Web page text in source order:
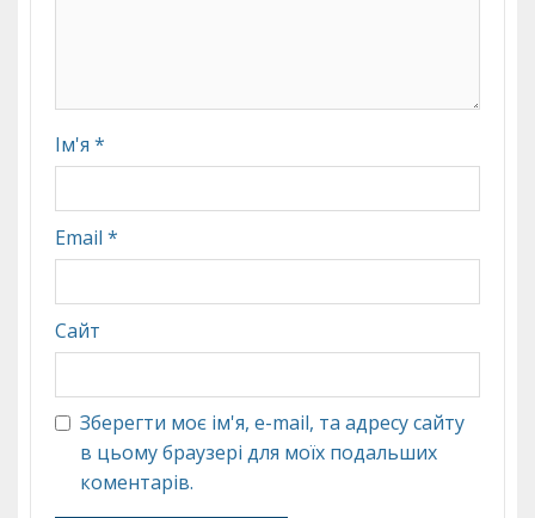
Ім'я *
Email *
Сайт
Зберегти моє ім'я, e-mail, та адресу сайту
в цьому браузері для моїх подальших
коментарів.